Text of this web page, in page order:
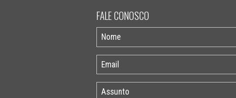
FALE CONOSCO